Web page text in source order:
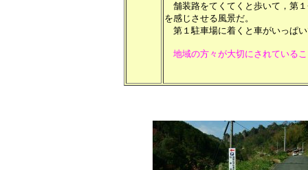
舗装路をてくてくと歩いて，第
を感じさせる風景だ。
第１駐車場に着くと車がいっぱ
地域の方々が大切にされている